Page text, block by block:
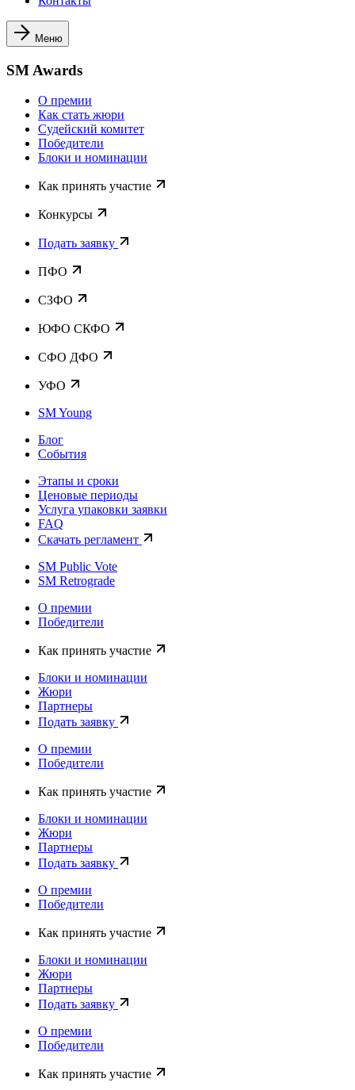
Меню
SM Awards
О премии
Как стать жюри
Судейский комитет
Победители
Блоки и номинации
Как принять участие
Конкурсы
Подать заявку
ПФО
СЗФО
ЮФО СКФО
CФО ДФО
УФО
SM Young
Блог
События
Этапы и сроки
Ценовые периоды
Услуга упаковки заявки
FAQ
Скачать регламент
SM Public Vote
SM Retrograde
О премии
Победители
Как принять участие
Блоки и номинации
Жюри
Партнеры
Подать заявку
О премии
Победители
Как принять участие
Блоки и номинации
Жюри
Партнеры
Подать заявку
О премии
Победители
Как принять участие
Блоки и номинации
Жюри
Партнеры
Подать заявку
О премии
Победители
Как принять участие